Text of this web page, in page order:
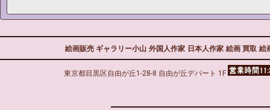
絵画販売 ギャラリー小山 外国人作家 日本人作家 絵画 買取 絵
東京都目黒区自由が丘1-28-8 自由が丘デパート 1F